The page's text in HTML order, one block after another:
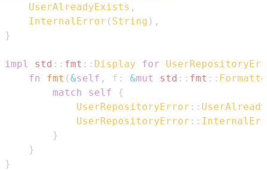
UserAlreadyExists ,
InternalError ( String ) ,
}
impl std :: fmt :: Display for
fn
fmt (&self , f : &mut std :: fmt ::
match
self
{
UserRepositoryError ::
UserRepositoryError ::
}
}
}